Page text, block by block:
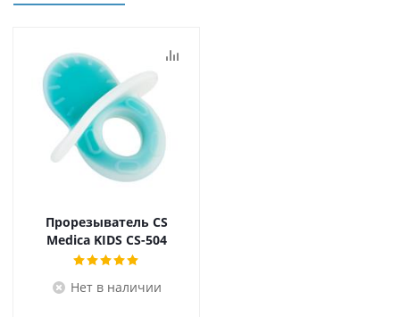
Прорезыватель CS
Medica KIDS CS-504
Нет в наличии